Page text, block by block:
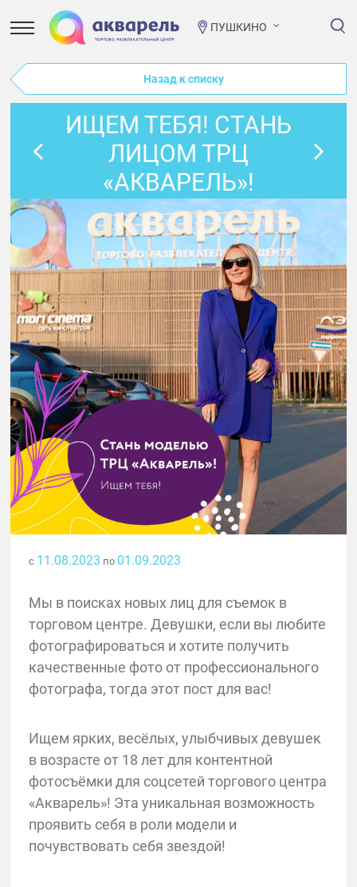
ПУШКИНО
Назад к списку
ИЩЕМ ТЕБЯ! СТАНЬ
ЛИЦОМ ТРЦ
«АКВАРЕЛЬ»!
с 11.08.2023 по 01.09.2023
Мы в поисках новых лиц для съемок в
торговом центре. Девушки, если вы любите
фотографироваться и хотите получить
качественные фото от профессионального
фотографа, тогда этот пост для вас!
Ищем ярких, весёлых, улыбчивых девушек
в возрасте от 18 лет для контентной
фотосъёмки для соцсетей торгового центра
«Акварель»! Эта уникальная возможность
проявить себя в роли модели и
почувствовать себя звездой!